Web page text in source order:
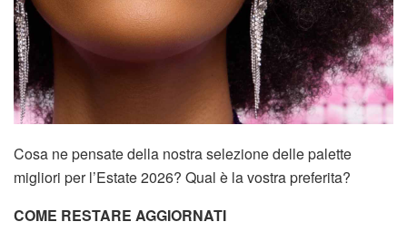
Cosa ne pensate della nostra selezione delle palette
migliori per l’Estate 2026? Qual è la vostra preferita?
COME RESTARE AGGIORNATI